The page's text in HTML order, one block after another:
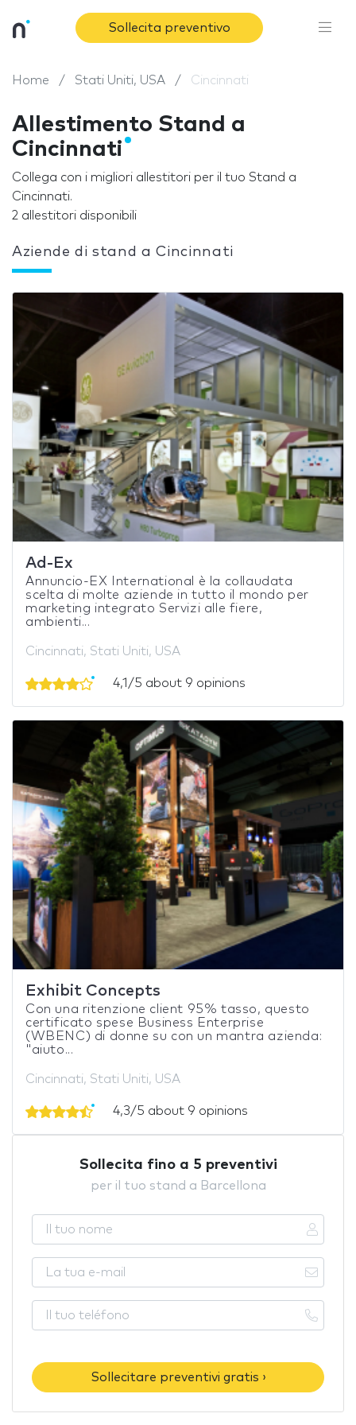
Sollecita preventivo
Home Stati Uniti, USA Cincinnati
Allestimento Stand a
Cincinnati
Collega con i migliori allestitori per il tuo Stand a
Cincinnati.
2 allestitori disponibili
Aziende di stand a Cincinnati
Ad-Ex
Annuncio-EX International è la collaudata
scelta di molte aziende in tutto il mondo per
marketing integrato Servizi alle fiere,
ambienti...
Cincinnati, Stati Uniti, USA
4,1/5 about 9 opinions
Exhibit Concepts
Con una ritenzione client 95% tasso, questo
certificato spese Business Enterprise
(WBENC) di donne su con un mantra azienda:
"aiuto...
Cincinnati, Stati Uniti, USA
4,3/5 about 9 opinions
Sollecita fino a 5 preventivi
per il tuo stand a Barcellona
Sollecitare preventivi gratis ›